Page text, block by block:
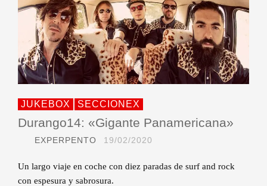
JUKEBOX SECCIONEX
Durango14: «Gigante Panamericana»
EXPERPENTO 19/02/2020
Un largo viaje en coche con diez paradas de surf and rock
con espesura y sabrosura.